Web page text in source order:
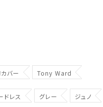
バー Tony Ward
ドレス グレー ジュノ